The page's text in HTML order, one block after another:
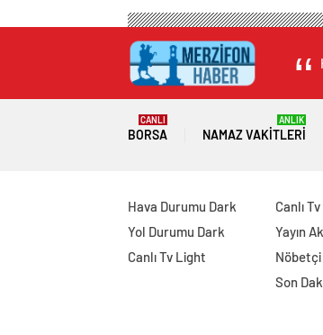
BORSA
CANLI
NAMAZ VAKITLERI
ANLIK
Hava Durumu Dark
Yol Durumu Dark
Canlı Tv Light
Canlı
Yayın
Son